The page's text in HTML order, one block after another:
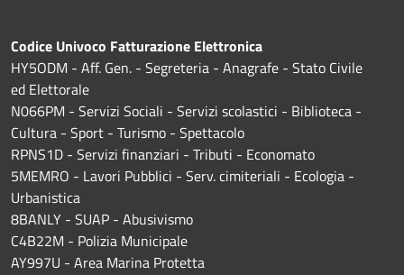
Codice Univoco Fatturazione Elettronica
HY5ODM - Aff. Gen. - Segreteria - Anagrafe - Stato Civile
ed Elettorale
N066PM - Servizi Sociali - Servizi scolastici - Biblioteca -
Cultura - Sport - Turismo - Spettacolo
RPNS1D - Servizi finanziari - Tributi - Economato
5MEMRO - Lavori Pubblici - Serv. cimiteriali - Ecologia -
Urbanistica
8BANLY - SUAP - Abusivismo
C4B22M - Polizia Municipale
AY997U - Area Marina Protetta